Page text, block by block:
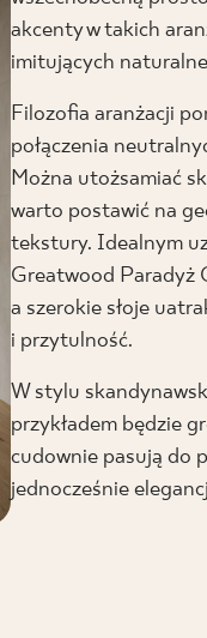
akcenty w takich
imitujących
Filozofia aranżacji
połączenia
Można utożsamiać
warto postawić na
tekstury. Idealnym
Greatwood Paradyż
a szerokie słoje
i przytulność.
W stylu
przykładem będzie
cudownie pasują do
jednocześnie